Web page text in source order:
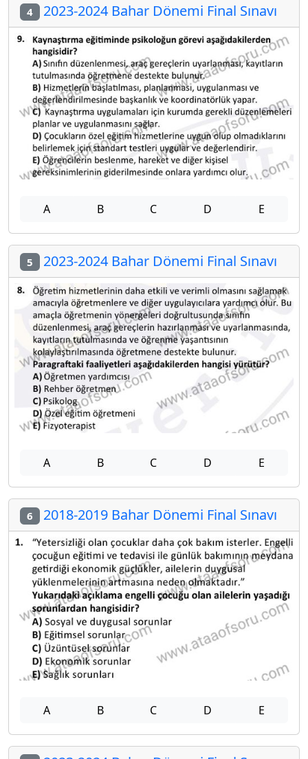
4 2023-2024 Bahar Dönemi Final Sınavı
A B C D E
5 2023-2024 Bahar Dönemi Final Sınavı
A B C D E
6 2018-2019 Bahar Dönemi Final Sınavı
A B C D E